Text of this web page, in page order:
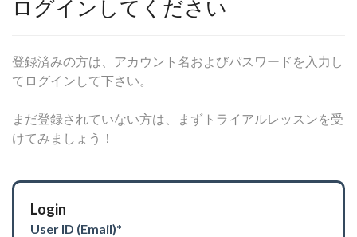
ログインしてください
登録済みの方は、アカウント名およびパスワードを入力し
てログインして下さい。
まだ登録されていない方は、まずトライアルレッスンを受
けてみましょう！
Login
User ID (Email)*